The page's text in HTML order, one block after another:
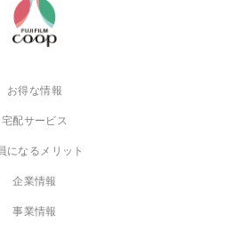
お得な情報
宅配サービス
になるメリット
企業情報
事業情報